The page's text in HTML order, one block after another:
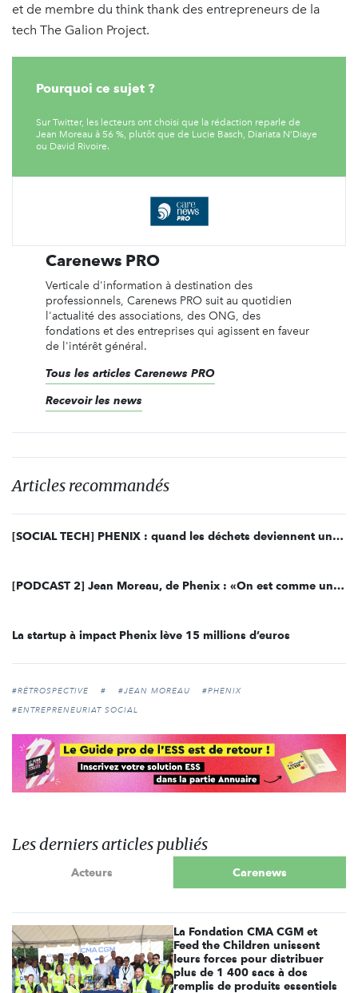
et de membre du think thank des entrepreneurs de la
tech The Galion Project.
Pourquoi ce sujet ?
Sur Twitter, les lecteurs ont choisi que la rédaction reparle de
Jean Moreau à 56 %, plutôt que de Lucie Basch, Diariata N’Diaye
ou David Rivoire.
Carenews PRO
Verticale d'information à destination des
professionnels, Carenews PRO suit au quotidien
l'actualité des associations, des ONG, des
fondations et des entreprises qui agissent en faveur
de l'intérêt général.
Tous les articles Carenews PRO
Recevoir les news
Articles recommandés
[SOCIAL TECH] PHENIX : quand les déchets deviennent une matière première
[PODCAST 2] Jean Moreau, de Phenix : «On est comme une banque alimentaire 2.0»
La startup à impact Phenix lève 15 millions d’euros
#RÉTROSPECTIVE # #JEAN MOREAU
#PHENIX
#ENTREPRENEURIAT SOCIAL
Les derniers articles publiés
Acteurs Carenews
La Fondation CMA CGM et
Feed the Children unissent
leurs forces pour distribuer
plus de 1 400 sacs à dos
remplis de produits essentiels